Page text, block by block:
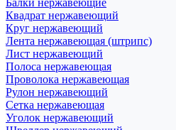
Балки нержавеющие
Квадрат нержавеющий
Круг нержавеющий
Лента нержавеющая (штрипс)
Лист нержавеющий
Полоса нержавеющая
Проволока нержавеющая
Рулон нержавеющий
Сетка нержавеющая
Уголок нержавеющий